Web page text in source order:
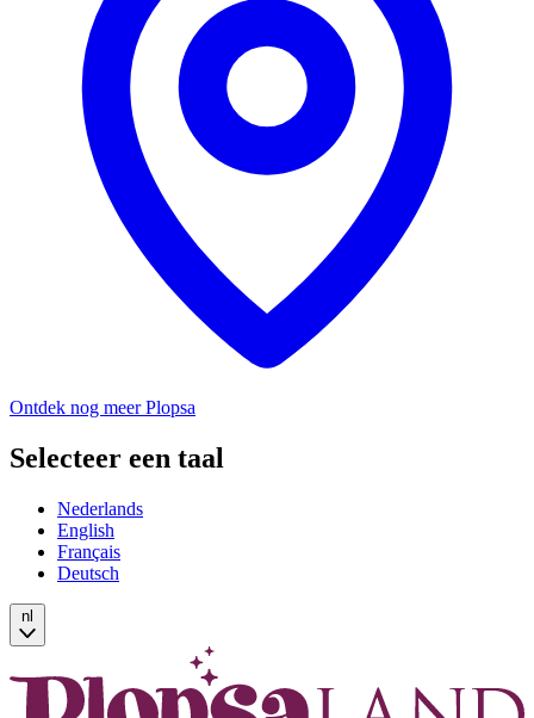
Ontdek nog meer Plopsa
Selecteer een taal
Nederlands
English
Français
Deutsch
nl